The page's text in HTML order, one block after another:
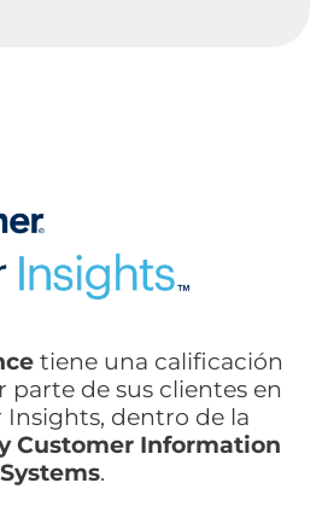
tiene una calificación
parte de sus clientes en
Insights, dentro de la
Customer Information
Systems.